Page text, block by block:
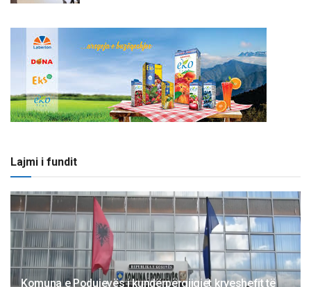
Lajmi i fundit
Komuna e Podujevës i kundërpërgjigjet kryeshefit të